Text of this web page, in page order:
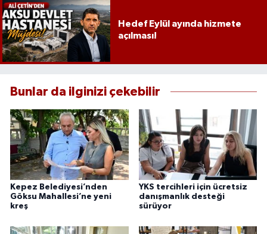
Hedef Eylül ayında hizmete
açılması!
Bunlar da ilginizi çekebilir
Kepez Belediyesi’nden
Göksu Mahallesi’ne yeni
kreş
YKS tercihleri için ücretsiz
danışmanlık desteği
sürüyor